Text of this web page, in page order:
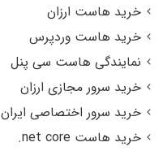
خرید هاست ارزان
خرید هاست وردپرس
نمایندگی هاست سی پنل
خرید سرور مجازی ارزان
خرید سرور اختصاصی ایران
خرید هاست net core.